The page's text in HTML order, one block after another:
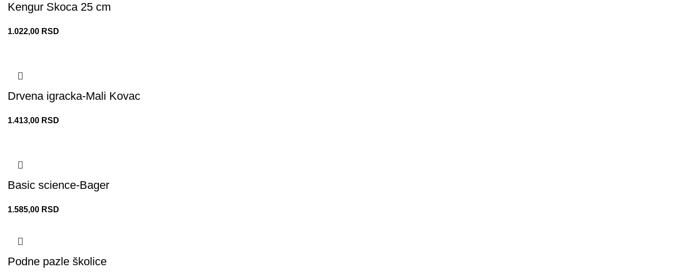
Kengur Skoca 25 cm
1.022,00 RSD
Drvena igracka-Mali Kovac
1.413,00 RSD
Basic science-Bager
1.585,00 RSD
Podne pazle školice